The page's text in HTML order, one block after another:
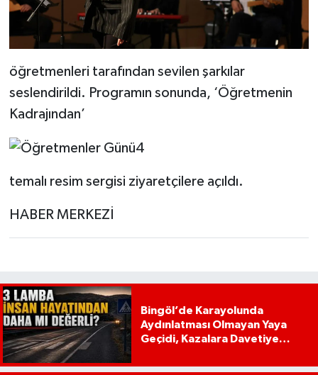
öğretmenleri tarafından sevilen şarkılar
seslendirildi. Programın sonunda, ‘Öğretmenin
Kadrajından’
temalı resim sergisi ziyaretçilere açıldı.
HABER MERKEZİ
Bingöl’de Karayolunda
Aydınlatması Olmayan Yaya
Geçidi, Kazalara Davetiye